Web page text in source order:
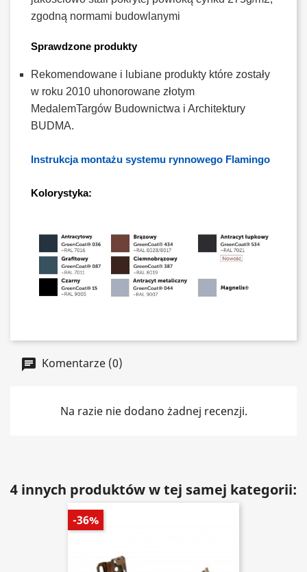
zgodną normami budowlanymi
Sprawdzone produkty
Rekomendowane i lubiane produkty które zostały
w roku 2010 uhonorowane złotym
MedalemTargów Budownictwa i Architektury
BUDMA.
Instrukcja montażu systemu rynnowego Flamingo
Kolorystyka:
Komentarze (0)
Na razie nie dodano żadnej recenzji.
4 innych produktów w tej samej kategorii:
-36%